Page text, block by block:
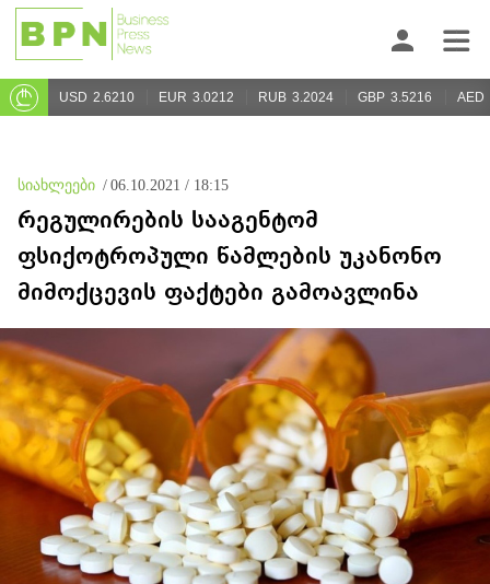
USD 2.6210 EUR 3.0212 RUB 3.2024 GBP 3.5216 AED
სიახლეები / 06.10.2021 / 18:15
რეგულირების სააგენტომ
ფსიქოტროპული წამლების უკანონო
მიმოქცევის ფაქტები გამოავლინა